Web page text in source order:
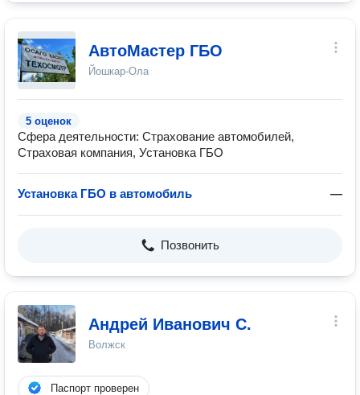
АвтоМастер ГБО
Йошкар-Ола
5 оценок
Сфера деятельности: Страхование автомобилей,
Страховая компания, Установка ГБО
Установка ГБО в автомобиль —
Позвонить
Андрей Иванович С.
Волжск
Паспорт проверен